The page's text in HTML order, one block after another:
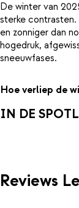
De winter van
sterke
en zonniger dan
hogedruk,
sneeuwfases.
Hoe verliep de
IN DE
Reviews